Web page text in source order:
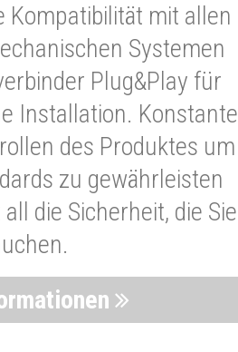
Kompatibilität mit allen
Systemen
Plug&Play für
Installation. Konstante
des Produktes um
zu gewährleisten
die Sicherheit, die Sie